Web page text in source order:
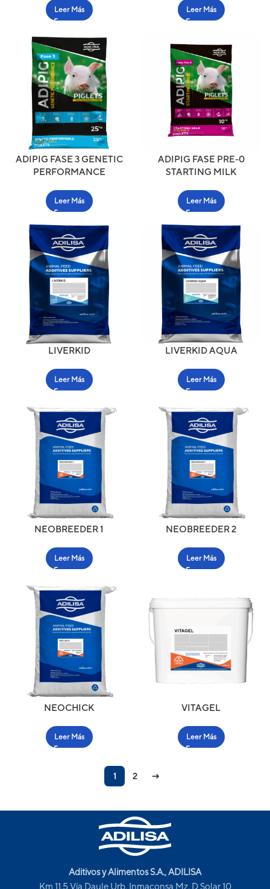
Leer Más Leer Más
ADIPIG FASE 3 GENETIC
PERFORMANCE
Leer Más
ADIPIG FASE PRE-0
STARTING MILK
Leer Más
LIVERKID
Leer Más
LIVERKID AQUA
Leer Más
NEOBREEDER 1
Leer Más
NEOBREEDER 2
Leer Más
NEOCHICK
Leer Más
VITAGEL
Leer Más
1 2 →
Aditivos y Alimentos S.A., ADILISA
Km 11.5 Vía Daule Urb. Inmaconsa Mz. D Solar 10